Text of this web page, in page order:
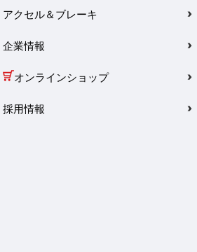
2025年1月
2024年12月
2024年11月
2024年10月
アクセル＆ブレーキ
企業情報
オンラインショップ
採用情報